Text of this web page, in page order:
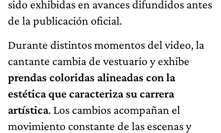
sido exhibidas en avances difundidos antes
de la publicación oficial.
Durante distintos momentos del video, la
cantante cambia de vestuario y exhibe
prendas coloridas alineadas conla
estética que caracteriza su carrera
artística. Los cambios acompañan el
movimiento constante de las escenas y